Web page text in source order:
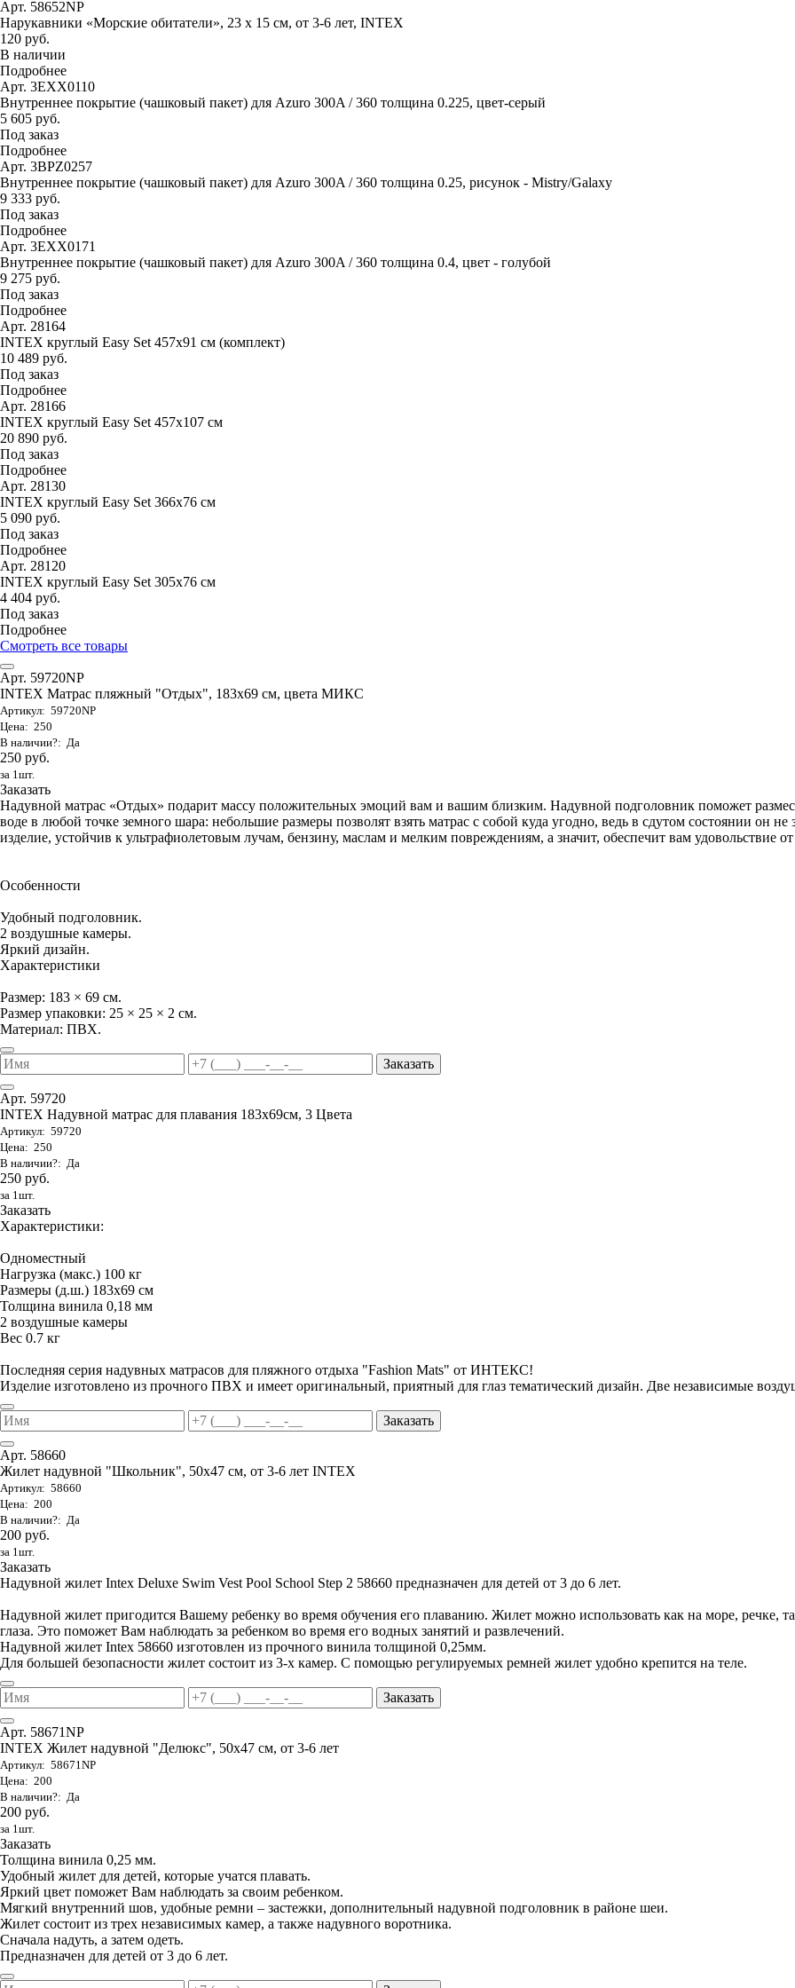
Арт. 58652NP
Нарукавники «Морские обитатели», 23 х 15 см, от 3-6 лет, INTEX
120 руб.
В наличии
Подробнее
Арт. 3EXX0110
Внутреннее покрытие (чашковый пакет) для Azuro 300A / 360 толщина 0.225, цвет-серый
5 605 руб.
Под заказ
Подробнее
Арт. 3BPZ0257
Внутреннее покрытие (чашковый пакет) для Azuro 300A / 360 толщина 0.25, рисунок - Mistry/Galaxy
9 333 руб.
Под заказ
Подробнее
Арт. 3EXX0171
Внутреннее покрытие (чашковый пакет) для Azuro 300A / 360 толщина 0.4, цвет - голубой
9 275 руб.
Под заказ
Подробнее
Арт. 28164
INTEX круглый Easy Set 457х91 см (комплект)
10 489 руб.
Под заказ
Подробнее
Арт. 28166
INTEX круглый Easy Set 457х107 см
20 890 руб.
Под заказ
Подробнее
Арт. 28130
INTEX круглый Easy Set 366х76 см
5 090 руб.
Под заказ
Подробнее
Арт. 28120
INTEX круглый Easy Set 305х76 см
4 404 руб.
Под заказ
Подробнее
Смотреть все товары
Арт. 59720NP
INTEX Матрас пляжный "Отдых", 183х69 см, цвета МИКС
Артикул: 59720NP
Цена: 250
В наличии?: Да
250 руб.
за 1шт.
Заказать
Надувной матрас «Отдых» подарит массу положительных эмоций вам и вашим близким. Надувной подголовник поможет
воде в любой точке земного шара: небольшие размеры позволят взять матрас с собой куда угодно, ведь в сдутом состоянии он
изделие, устойчив к ультрафиолетовым лучам, бензину, маслам и мелким повреждениям, а значит, обеспечит вам удовольствие
Особенности
Удобный подголовник.
2 воздушные камеры.
Яркий дизайн.
Характеристики
Размер: 183 × 69 см.
Размер упаковки: 25 × 25 × 2 см.
Материал: ПВХ.
Заказать
Арт. 59720
INTEX Надувной матрас для плавания 183х69см, 3 Цвета
Артикул: 59720
Цена: 250
В наличии?: Да
250 руб.
за 1шт.
Заказать
Характеристики:
Одноместный
Нагрузка (макс.) 100 кг
Размеры (д.ш.) 183х69 см
Толщина винила 0,18 мм
2 воздушные камеры
Вес 0.7 кг
Последняя серия надувных матрасов для пляжного отдыха "Fashion Mats" от ИНТЕКС!
Изделие изготовлено из прочного ПВХ и имеет оригинальный, приятный для глаз тематический дизайн. Две независимые
Заказать
Арт. 58660
Жилет надувной "Школьник", 50х47 см, от 3-6 лет INTEX
Артикул: 58660
Цена: 200
В наличии?: Да
200 руб.
за 1шт.
Заказать
Надувной жилет Intex Deluxe Swim Vest Pool School Step 2 58660 предназначен для детей от 3 до 6 лет.
Надувной жилет пригодится Вашему ребенку во время обучения его плаванию. Жилет можно использовать как на море, речке,
глаза. Это поможет Вам наблюдать за ребенком во время его водных занятий и развлечений.
Надувной жилет Intex 58660 изготовлен из прочного винила толщиной 0,25мм.
Для большей безопасности жилет состоит из 3-х камер. С помощью регулируемых ремней жилет удобно крепится на теле.
Заказать
Арт. 58671NP
INTEX Жилет надувной "Делюкс", 50х47 см, от 3-6 лет
Артикул: 58671NP
Цена: 200
В наличии?: Да
200 руб.
за 1шт.
Заказать
Толщина винила 0,25 мм.
Удобный жилет для детей, которые учатся плавать.
Яркий цвет поможет Вам наблюдать за своим ребенком.
Мягкий внутренний шов, удобные ремни – застежки, дополнительный надувной подголовник в районе шеи.
Жилет состоит из трех независимых камер, а также надувного воротника.
Сначала надуть, а затем одеть.
Предназначен для детей от 3 до 6 лет.